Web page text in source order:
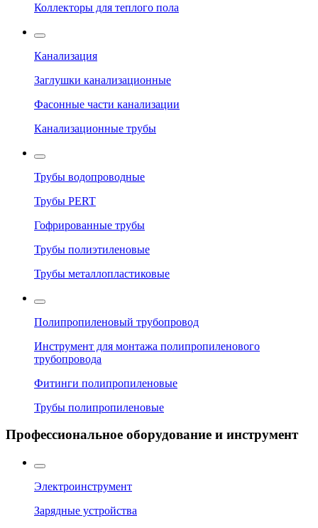
Коллекторы для теплого пола
Канализация
Заглушки канализационные
Фасонные части канализации
Канализационные трубы
Трубы водопроводные
Трубы PERT
Гофрированные трубы
Трубы полиэтиленовые
Трубы металлопластиковые
Полипропиленовый трубопровод
Инструмент для монтажа полипропиленового
трубопровода
Фитинги полипропиленовые
Трубы полипропиленовые
Профессиональное оборудование и инструмент
Электроинструмент
Зарядные устройства